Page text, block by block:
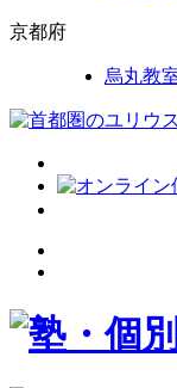
京都府
烏丸教